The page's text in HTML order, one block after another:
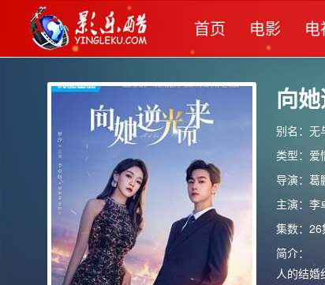
首页 电影
向
别名：无
类型： 爱
导演： 葛
主演： 李
集数：26
简介：
人的结婚